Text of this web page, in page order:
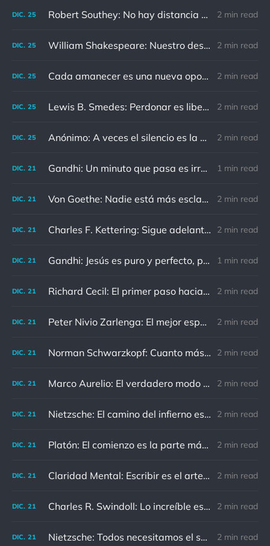
DIC. 25 Robert Southey: No hay distancia o tiempo que pueda disminuir la amistad de aquellos que están completamente convencidos del valor del otro 2 min read
DIC. 25 William Shakespeare: Nuestro destino está en las estrellas, así que levantemos nuestros ojos al cielo 2 min read
DIC. 25 Cada amanecer es una nueva oportunidad 2 min read
DIC. 25 Lewis B. Smedes: Perdonar es liberar a un prisionero y descubrir que el prisionero eras tú 2 min read
DIC. 25 Anónimo: A veces el silencio es la mejor respuesta 2 min read
DIC. 21 Gandhi: Un minuto que pasa es irrecuperable. Conociendo esto, ¿cómo podemos malgastar tantas horas? 1 min read
DIC. 21 Von Goethe: Nadie está más esclavizado que aquellos que falsamente creen que son libres. 2 min read
DIC. 21 Charles F. Kettering: Sigue adelante, y es probable que tropieces con algo, tal vez cuando menos lo esperes. Nunca he escuchado hablar de alguien algu 2 min read
DIC. 21 Gandhi: Jesús es puro y perfecto, pero vosotros los cristianos no sois como él. 1 min read
DIC. 21 Richard Cecil: El primer paso hacia el conocimiento es saber que somos ignorantes. 2 min read
DIC. 21 Peter Nivio Zarlenga: El mejor espejo es un viejo amigo. 2 min read
DIC. 21 Norman Schwarzkopf: Cuanto más sudes por la paz, menos sangras por la guerra. 2 min read
DIC. 21 Marco Aurelio: El verdadero modo de vengarse de un enemigo es no parecérsele. 2 min read
DIC. 21 Nietzsche: El camino del infierno está asfaltado de buenas intenciones. 2 min read
DIC. 21 Platón: El comienzo es la parte más importante del trabajo 2 min read
DIC. 21 Claridad Mental: Escribir es el arte de calmar y despejar la mente. 2 min read
DIC. 21 Charles R. Swindoll: Lo increíble es que cada día podemos elegir la actitud que adoptaremos. 2 min read
DIC. 21 Nietzsche: Todos necesitamos el sentido de culpa, pero nadie necesita sentirse culpable. 2 min read